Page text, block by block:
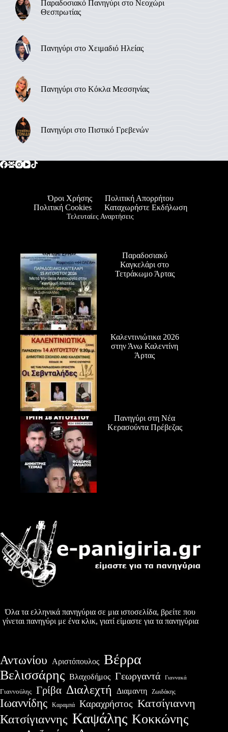
Παραδοσιακό Πανηγύρι στο Νεοχώρι
Θεσπρωτίας
Πανηγύρι στο Χειμαδιό Ηλείας
Πανηγύρι στο Κόκλα Μεσσηνίας
Πανηγύρι στο Πιστικό Γρεβενών
Όροι Χρήσης
Πολιτική Απορρήτου
Πολιτική Cookies
Καταχωρήστε Εκδήλωση
Τελευταίες Αναρτήσεις
Παραδοσιακό
Καγκελάρι στο
Τετράκωμο Άρτας
Καλεντινιώτικα 2026
στην Άνω Καλεντίνη
Άρτας
Πανηγύρι στη Νέα
Κερασούντα Πρέβεζας
Όλα τα ελληνικά πανηγύρια σε μια ιστοσελίδα, βρείτε που
γίνεται πανηγύρι με ένα κλικ, γιατί είμαστε για τα πανηγύρια
Αντωνίου Αριστόπουλος Βέρρα
Βελισσάρης Βλαχοδήμος Γεωργαντά Γιαννακά
Γιαννούλης Γρίβα Διαλεχτή Διαμαντη Ζωιδάκης
Ιωαννίδης Καραμπά Καραχρήστος Κατσίγιαννη
Κατσίγιαννης Καψάλης Κοκκώνης